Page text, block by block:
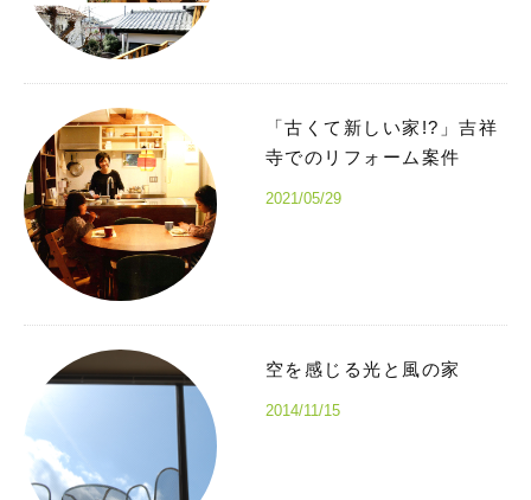
「古くて新しい家!?」吉祥
寺でのリフォーム案件
2021/05/29
空を感じる光と風の家
2014/11/15